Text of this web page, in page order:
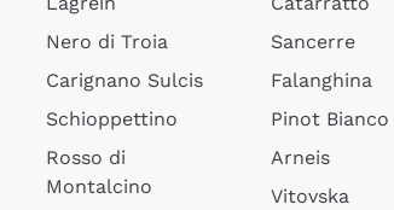
Nero di Troia
Carignano Sulcis
Schioppettino
Rosso di
Montalcino
Sancerre
Falanghina
Pinot Bianco
Arneis
Vitovska